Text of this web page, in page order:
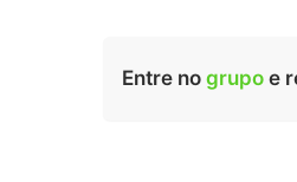
Entre no grupo e